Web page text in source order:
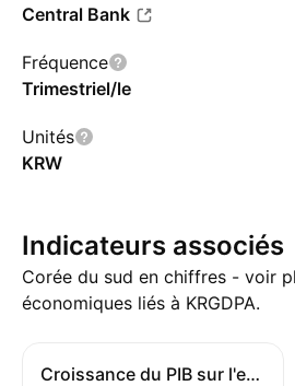
Central Bank
Fréquence
Trimestriel/le
Unités
KRW
Indicateurs associés
Corée du sud en chiffres - voir
économiques liés à KRGDPA.
Croissance du PIB sur l'ensemble de l'année